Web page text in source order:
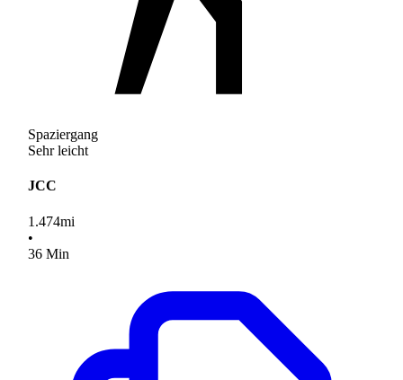
Spaziergang
Sehr leicht
JCC
1.474mi
•
36Min